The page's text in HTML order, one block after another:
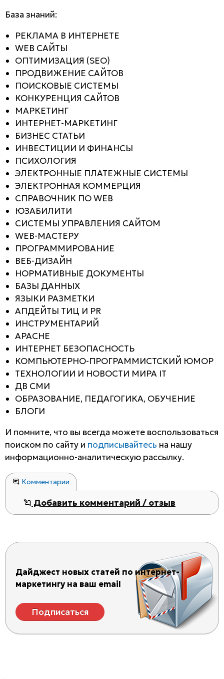
База знаний:
РЕКЛАМА В ИНТЕРНЕТЕ
WEB САЙТЫ
ОПТИМИЗАЦИЯ (SEO)
ПРОДВИЖЕНИЕ САЙТОВ
ПОИСКОВЫЕ СИСТЕМЫ
КОНКУРЕНЦИЯ САЙТОВ
МАРКЕТИНГ
ИНТЕРНЕТ-МАРКЕТИНГ
БИЗНЕС СТАТЬИ
ИНВЕСТИЦИИ И ФИНАНСЫ
ПСИХОЛОГИЯ
ЭЛЕКТРОННЫЕ ПЛАТЕЖНЫЕ СИСТЕМЫ
ЭЛЕКТРОННАЯ КОММЕРЦИЯ
СПРАВОЧНИК ПО WEB
ЮЗАБИЛИТИ
СИСТЕМЫ УПРАВЛЕНИЯ САЙТОМ
WEB-МАСТЕРУ
ПРОГРАММИРОВАНИЕ
ВЕБ-ДИЗАЙН
НОРМАТИВНЫЕ ДОКУМЕНТЫ
БАЗЫ ДАННЫХ
ЯЗЫКИ РАЗМЕТКИ
АПДЕЙТЫ ТИЦ И PR
ИНСТРУМЕНТАРИЙ
APACHE
ИНТЕРНЕТ БЕЗОПАСНОСТЬ
КОМПЬЮТЕРНО-ПРОГРАММИСТСКИЙ ЮМОР
ТЕХНОЛОГИИ И НОВОСТИ МИРА IT
ДВ СМИ
ОБРАЗОВАНИЕ, ПЕДАГОГИКА, ОБУЧЕНИЕ
БЛОГИ
И помните, что вы всегда можете воспользоваться
поиском по сайту и подписывайтесь на нашу
информационно-аналитическую рассылку.
Комментарии
Добавить комментарий / отзыв
Дайджест новых статей по интернет-
маркетингу на ваш email
Подписаться